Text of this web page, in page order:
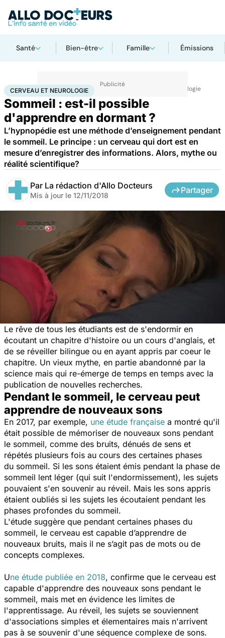
Santé Bien-être Famille Émissions
AccueilSantéMaladiesMaladies neurologiques Cerveau et neurologie
CERVEAU ET NEUROLOGIE
Sommeil : est-il possible
d'apprendre en dormant ?
L’hypnopédie est une méthode d’enseignement pendant
le sommeil. Le principe : un cerveau qui dort est en
mesure d’enregistrer des informations. Alors, mythe ou
réalité scientifique?
Par La rédaction d'Allo Docteurs
Mis à jour le 12/11/2018
Partager
Le rêve de tous les étudiants est de s'endormir en
écoutant un chapitre d'histoire ou un cours d'anglais, et
de se réveiller bilingue ou en ayant appris par coeur le
chapitre. Un vieux mythe, en partie abandonné par la
science mais qui re-émerge de temps en temps avec la
publication de nouvelles recherches.
Pendant le sommeil, le cerveau peut
apprendre de nouveaux sons
En 2017, par exemple, une étude française a montré qu'il
était possible de mémoriser de nouveaux sons pendant
le sommeil, comme des bruits, dénués de sens et
répétés plusieurs fois au cours des certaines phases
du sommeil. Si les sons étaient émis pendant la phase de
sommeil lent léger (qui suit l'endormissement), les sujets
pouvaient s'en souvenir au réveil. Mais les sons appris
étaient oubliés si les sujets les écoutaient pendant les
phases profondes du sommeil.
L'étude suggère que pendant certaines phases du
sommeil, le cerveau est capable d’apprendre de
nouveaux bruits, mais il ne s’agit pas de mots ou de
concepts complexes.
Une étude publiée en 2018, confirme que le cerveau est
capable d'apprendre des nouveaux sons pendant le
sommeil, mais met en évidence les limites de
l'apprentissage. Au réveil, les sujets se souviennent
d'associations simples et élementaires mais n'arrivent
pas à se souvenir d'une séquence complexe de sons.